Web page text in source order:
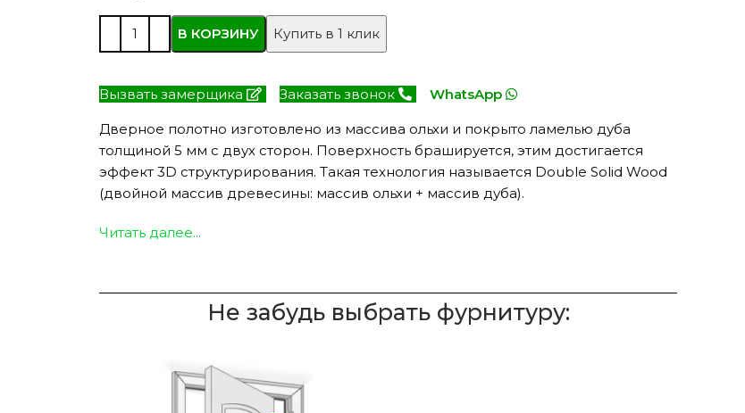
Двери SOFT TOUCH
8 моделей
В КОРЗИНУ Купить в 1 клик
Вызвать замерщика Заказать звонок WhatsApp
Дверное полотно изготовлено из массива ольхи и покрыто ламелью дуба
толщиной 5 мм с двух сторон. Поверхность брашируется, этим достигается
эффект 3D структурирования. Такая технология называется Double Solid Wood
(двойной массив древесины: массив ольхи + массив дуба).
Читать далее...
Не забудь выбрать фурнитуру: